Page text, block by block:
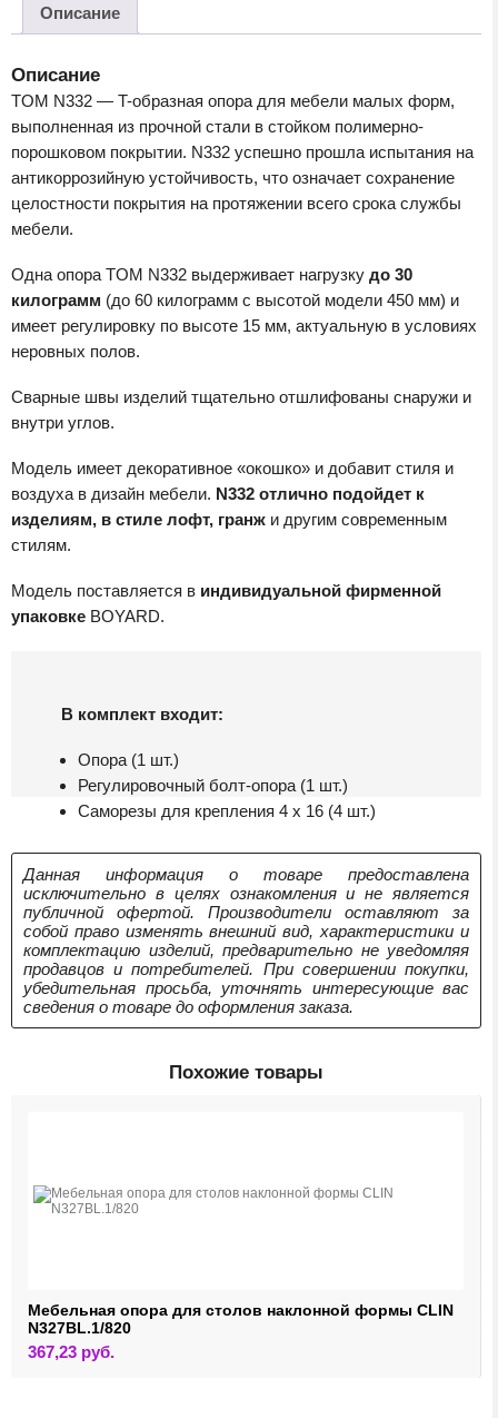
Описание
Описание
TOM N332 — T-образная опора для мебели малых форм,
выполненная из прочной стали в стойком полимерно-
порошковом покрытии. N332 успешно прошла испытания на
антикоррозийную устойчивость, что означает сохранение
целостности покрытия на протяжении всего срока службы
мебели.
Одна опора TOM N332 выдерживает нагрузку до 30
килограмм (до 60 килограмм с высотой модели 450 мм) и
имеет регулировку по высоте 15 мм, актуальную в условиях
неровных полов.
Сварные швы изделий тщательно отшлифованы снаружи и
внутри углов.
Модель имеет декоративное «окошко» и добавит стиля и
воздуха в дизайн мебели. N332 отлично подойдет к
изделиям, в стиле лофт, гранж и другим современным
стилям.
Модель поставляется в индивидуальной фирменной
упаковке BOYARD.
В комплект входит:
Опора (1 шт.)
Регулировочный болт-опора (1 шт.)
Cаморезы для крепления 4 x 16 (4 шт.)
Данная информация о товаре предоставлена
исключительно в целях ознакомления и не является
публичной офертой. Производители оставляют за
собой право изменять внешний вид, характеристики и
комплектацию изделий, предварительно не уведомляя
продавцов и потребителей. При совершении покупки,
убедительная просьба, уточнять интересующие вас
сведения о товаре до оформления заказа.
Похожие товары
Мебельная опора для столов наклонной формы CLIN
N327BL.1/820
367,23 руб.